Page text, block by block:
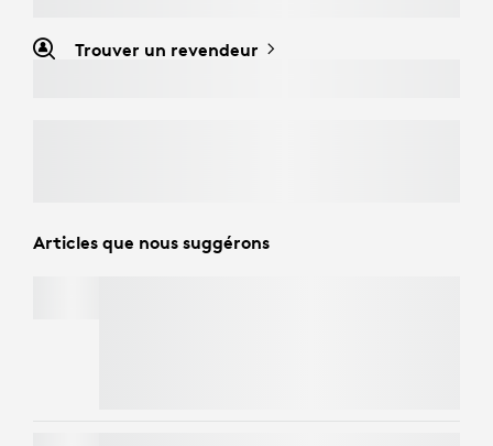
Trouver un revendeur
Articles que nous suggérons